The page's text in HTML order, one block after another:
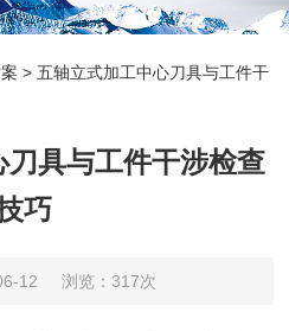
>五轴立式加工中心刀具与工件干
具与工件干涉检查
巧
12 浏览：317次